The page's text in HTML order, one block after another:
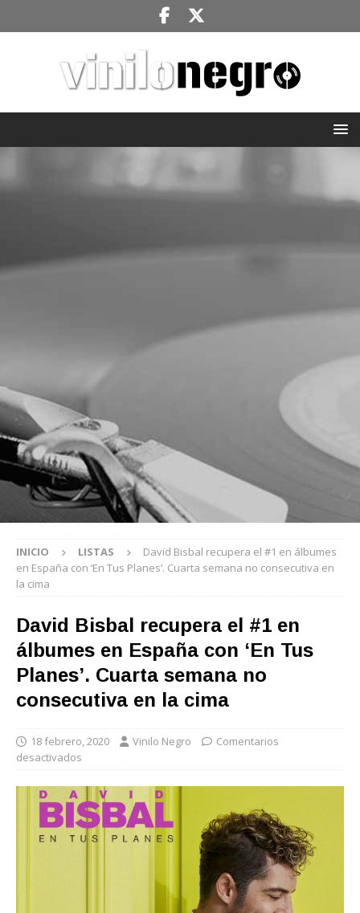
INICIO LISTAS
David Bisbal recupera el #1 en álbumes
en España con ‘En Tus Planes’. Cuarta semana no consecutiva en
la cima
David Bisbal recupera el #1 en
álbumes en España con ‘En Tus
Planes’. Cuarta semana no
consecutiva en la cima
18 febrero, 2020 Vinilo Negro
Comentarios
desactivados